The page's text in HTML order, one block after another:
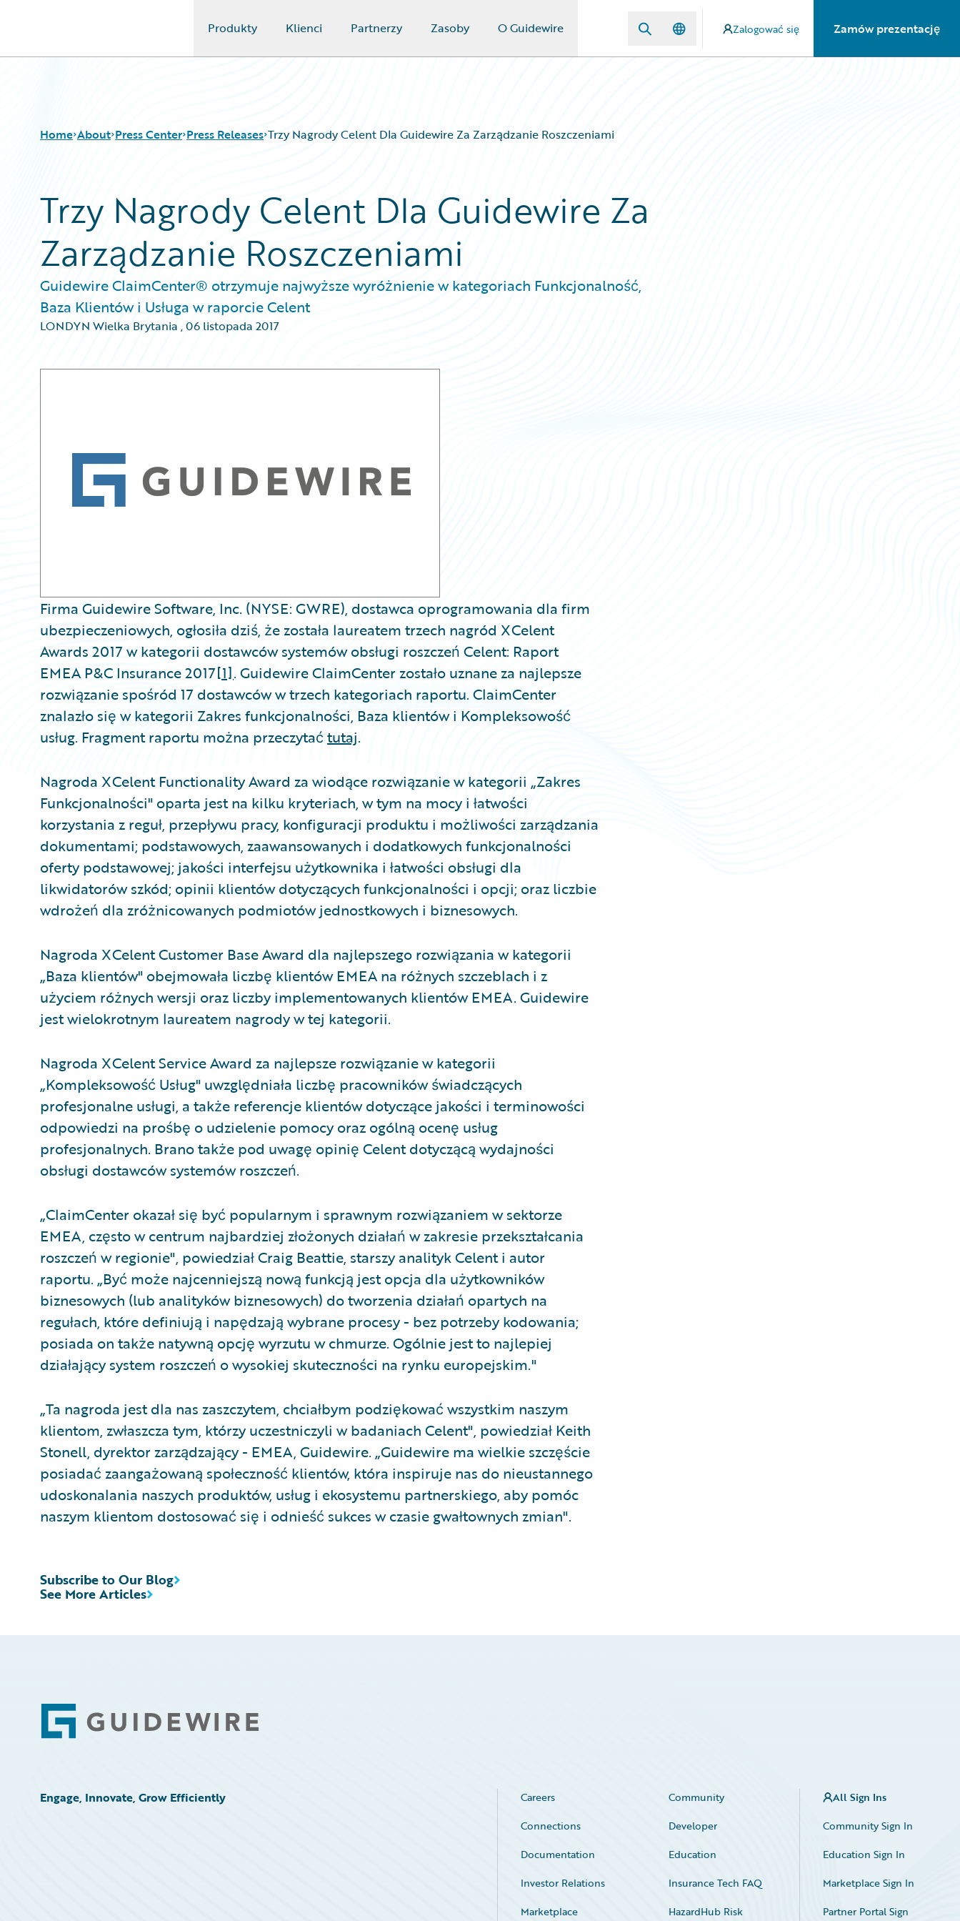
Produkty Klienci Partnerzy Zasoby O Guidewire Zalogować się Zamów prezentację
Home About Press Center Press Releases Trzy Nagrody Celent Dla Guidewire Za Zarządzanie Roszczeniami
Trzy Nagrody Celent Dla Guidewire Za
Zarządzanie Roszczeniami
Guidewire ClaimCenter® otrzymuje najwyższe wyróżnienie w kategoriach Funkcjonalność,
Baza Klientów i Usługa w raporcie Celent
LONDYN Wielka Brytania ,06 listopada 2017
Firma Guidewire Software, Inc. (NYSE: GWRE), dostawca oprogramowania dla firm
ubezpieczeniowych, ogłosiła dziś, że została laureatem trzech nagród XCelent
Awards 2017 w kategorii dostawców systemów obsługi roszczeń Celent: Raport
EMEA P&C Insurance 2017[1]. Guidewire ClaimCenter zostało uznane za najlepsze
rozwiązanie spośród 17 dostawców w trzech kategoriach raportu. ClaimCenter
znalazło się w kategorii Zakres funkcjonalności, Baza klientów i Kompleksowość
usług. Fragment raportu można przeczytaćtutaj.
Nagroda XCelent Functionality Award za wiodące rozwiązanie w kategorii „Zakres
Funkcjonalności" oparta jest na kilku kryteriach, w tym na mocy i łatwości
korzystania z reguł, przepływu pracy, konfiguracji produktu i możliwości zarządzania
dokumentami; podstawowych, zaawansowanych i dodatkowych funkcjonalności
oferty podstawowej; jakości interfejsu użytkownika i łatwości obsługi dla
likwidatorów szkód; opinii klientów dotyczących funkcjonalności i opcji; oraz liczbie
wdrożeń dla zróżnicowanych podmiotów jednostkowych i biznesowych.
Nagroda XCelent Customer Base Award dla najlepszego rozwiązania w kategorii
„Baza klientów" obejmowała liczbę klientów EMEA na różnych szczeblach i z
użyciem różnych wersji oraz liczby implementowanych klientów EMEA. Guidewire
jest wielokrotnym laureatem nagrody w tej kategorii.
Nagroda XCelent Service Award za najlepsze rozwiązanie w kategorii
„Kompleksowość Usług" uwzględniała liczbę pracowników świadczących
profesjonalne usługi, a także referencje klientów dotyczące jakości i terminowości
odpowiedzi na prośbę o udzielenie pomocy oraz ogólną ocenę usług
profesjonalnych. Brano także pod uwagę opinię Celent dotyczącą wydajności
obsługi dostawców systemów roszczeń.
„ClaimCenter okazał się być popularnym i sprawnym rozwiązaniem w sektorze
EMEA, często w centrum najbardziej złożonych działań w zakresie przekształcania
roszczeń w regionie", powiedział Craig Beattie, starszy analityk Celent i autor
raportu. „Być może najcenniejszą nową funkcją jest opcja dla użytkowników
biznesowych (lub analityków biznesowych) do tworzenia działań opartych na
regułach, które definiują i napędzają wybrane procesy - bez potrzeby kodowania;
posiada on także natywną opcję wyrzutu w chmurze. Ogólnie jest to najlepiej
działający system roszczeń o wysokiej skuteczności na rynku europejskim."
„Ta nagroda jest dla nas zaszczytem, chciałbym podziękować wszystkim naszym
klientom, zwłaszcza tym, którzy uczestniczyli w badaniach Celent", powiedział Keith
Stonell, dyrektor zarządzający - EMEA, Guidewire. „Guidewire ma wielkie szczęście
posiadać zaangażowaną społeczność klientów, która inspiruje nas do nieustannego
udoskonalania naszych produktów, usług i ekosystemu partnerskiego, aby pomóc
naszym klientom dostosować się i odnieść sukces w czasie gwałtownych zmian".
See More Articles
Subscribe to Our Blog
Footer
Engage, Innovate, Grow Efficiently Careers
Community
Connections
Developer
Documentation
Education
Investor Relations
Insurance Tech FAQ
Marketplace
HazardHub Risk
All Sign Ins
Community Sign In
Education Sign In
Marketplace Sign In
Partner Portal Sign